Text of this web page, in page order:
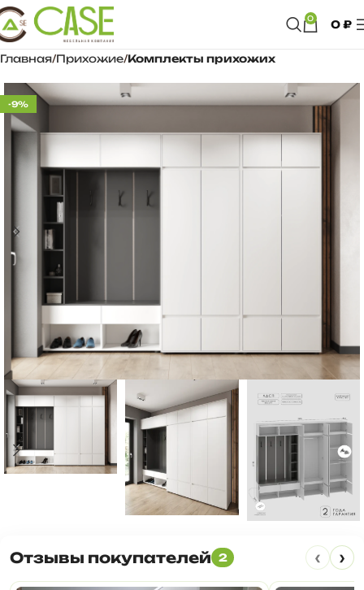
0 0₽
Главная Прихожие Комплекты прихожих
-9%
Отзывы покупателей 2 ‹ ›